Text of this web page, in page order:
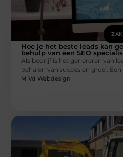
Hoe je het beste leads kan
behulp van een SEO
Als bedrijf is het genereren van
behalen van succes en groei.
M Vd Webdesign